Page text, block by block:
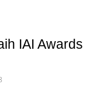
IAI Awards